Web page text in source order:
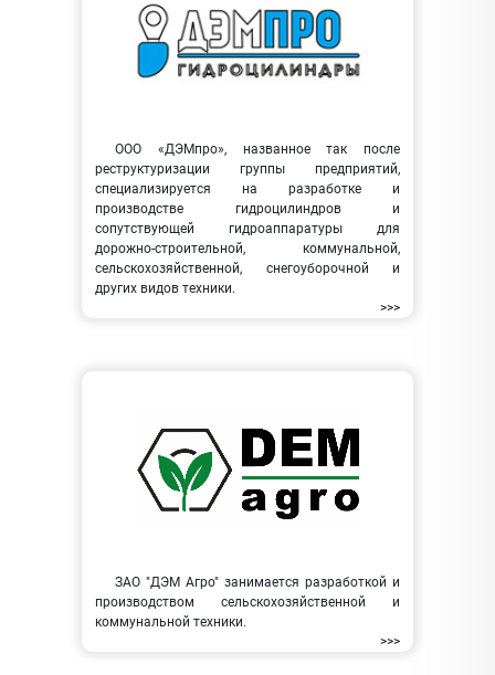
ООО «ДЭМпро», названное так после
реструктуризации группы предприятий,
специализируется на разработке и
производстве гидроцилиндров и
сопутствующей гидроаппаратуры для
дорожно-строительной, коммунальной,
сельскохозяйственной, снегоуборочной и
других видов техники.
>>>
ЗАО "ДЭМ Агро" занимается разработкой и
производством сельскохозяйственной и
коммунальной техники.
>>>